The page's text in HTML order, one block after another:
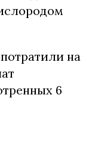
на
6